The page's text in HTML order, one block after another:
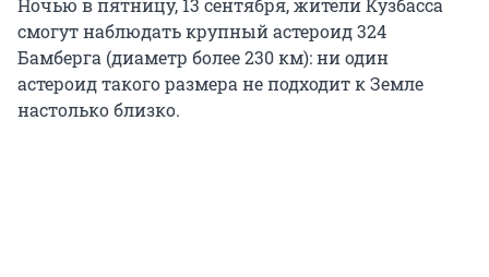
смогут наблюдать крупный астероид 324
Бамберга (диаметр более 230 км): ни один
астероид такого размера не подходит к Земле
настолько близко.